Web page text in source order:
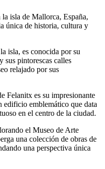
isla de Mallorca, España,
única de historia, cultura y
isla, es conocida por su
sus pintorescas calles
relajado por sus
Felanitx es su impresionante
emblemático que data
en el centro de la ciudad.
el Museo de Arte
una colección de obras de
una perspectiva única